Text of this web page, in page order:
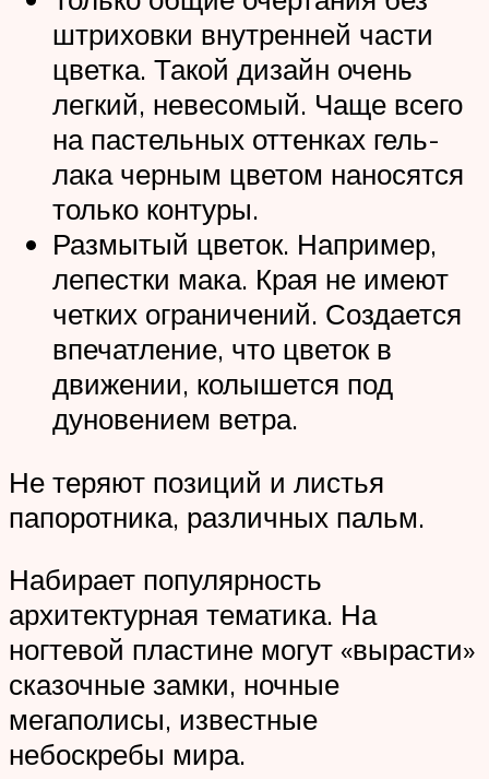
штриховки внутренней части
цветка. Такой дизайн очень
легкий, невесомый. Чаще всего
на пастельных оттенках гель-
лака черным цветом наносятся
только контуры.
Размытый цветок. Например,
лепестки мака. Края не имеют
четких ограничений. Создается
впечатление, что цветок в
движении, колышется под
дуновением ветра.
Не теряют позиций и листья
папоротника, различных пальм.
Набирает популярность
архитектурная тематика. На
ногтевой пластине могут «вырасти»
сказочные замки, ночные
мегаполисы, известные
небоскребы мира.